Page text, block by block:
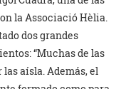
la Associació Hèlia.
dos grandes
“Muchas de las
aísla. Además, el